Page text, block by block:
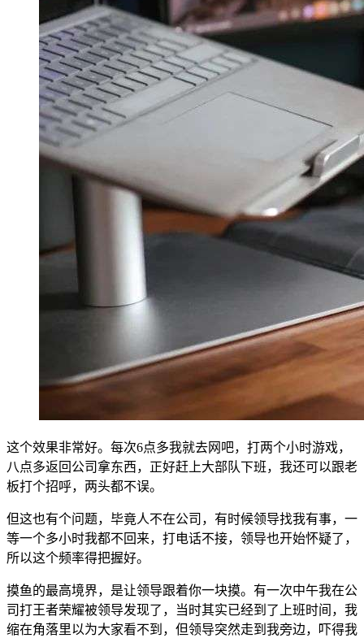
这个效果非常好。每次6点多我就去网吧，打两个小时游戏，
八点多返回公司拿东西，正好赶上大部队下班，我还可以跟老
板打个招呼，两头都不误。
但这也有个问题，毕竟人不在公司，有时候领导找我有事，一
等一个多小时我都不回来，打电话不接，领导也开始怀疑了，
所以这个频率得把握好。
摸鱼的最高境界，是让领导跟着你一块摸。有一次中午我在公
司打王者荣耀被领导发现了，当时其实已经到了上班时间，我
缩在角落里以为大家看不到，但领导突然走到我旁边，吓得我